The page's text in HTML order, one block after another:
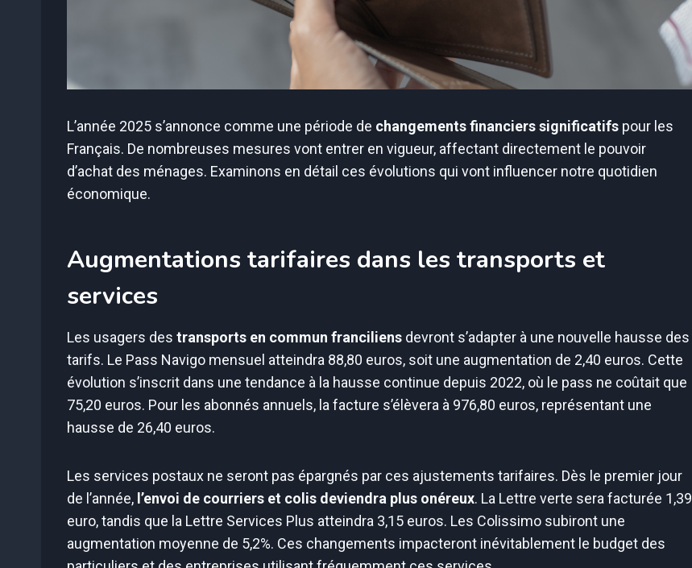
L’année 2025 s’annonce comme une période de changements financiers significatifs pour les
Français. De nombreuses mesures vont entrer en vigueur, affectant directement le pouvoir
d’achat des ménages. Examinons en détail ces évolutions qui vont influencer notre quotidien
économique.
Augmentations tarifaires dans les transports et
services
Les usagers des transports en commun franciliens devront s’adapter à une nouvelle hausse des
tarifs. Le Pass Navigo mensuel atteindra 88,80 euros, soit une augmentation de 2,40 euros. Cette
évolution s’inscrit dans une tendance à la hausse continue depuis 2022, où le pass ne coûtait que
75,20 euros. Pour les abonnés annuels, la facture s’élèvera à 976,80 euros, représentant une
hausse de 26,40 euros.
Les services postaux ne seront pas épargnés par ces ajustements tarifaires. Dès le premier jour
de l’année, l’envoi de courriers et colis deviendra plus onéreux. La Lettre verte sera facturée 1,39
euro, tandis que la Lettre Services Plus atteindra 3,15 euros. Les Colissimo subiront une
augmentation moyenne de 5,2%. Ces changements impacteront inévitablement le budget des